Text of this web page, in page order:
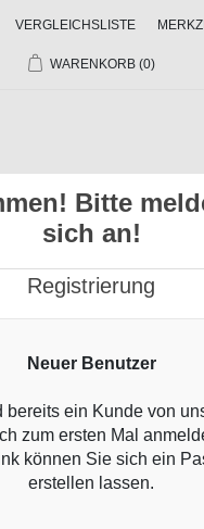
VERGLEICHSLISTE
WARENKORB (0)
Bitte
sich an!
Registrierung
Neuer Benutzer
bereits ein Kunde von
zum ersten Mal
können Sie sich ein
erstellen lassen.